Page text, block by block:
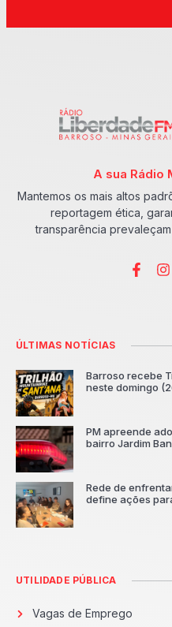
A sua Rádio
Mantemos os mais altos
reportagem ética,
transparência
ÚLTIMAS NOTÍCIAS
Barroso recebe
neste domingo
PM apreende
bairro Jardim
Rede de
define ações
UTILIDADE PÚBLICA
Vagas de Emprego